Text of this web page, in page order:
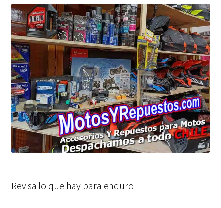
Revisa lo que hay para enduro